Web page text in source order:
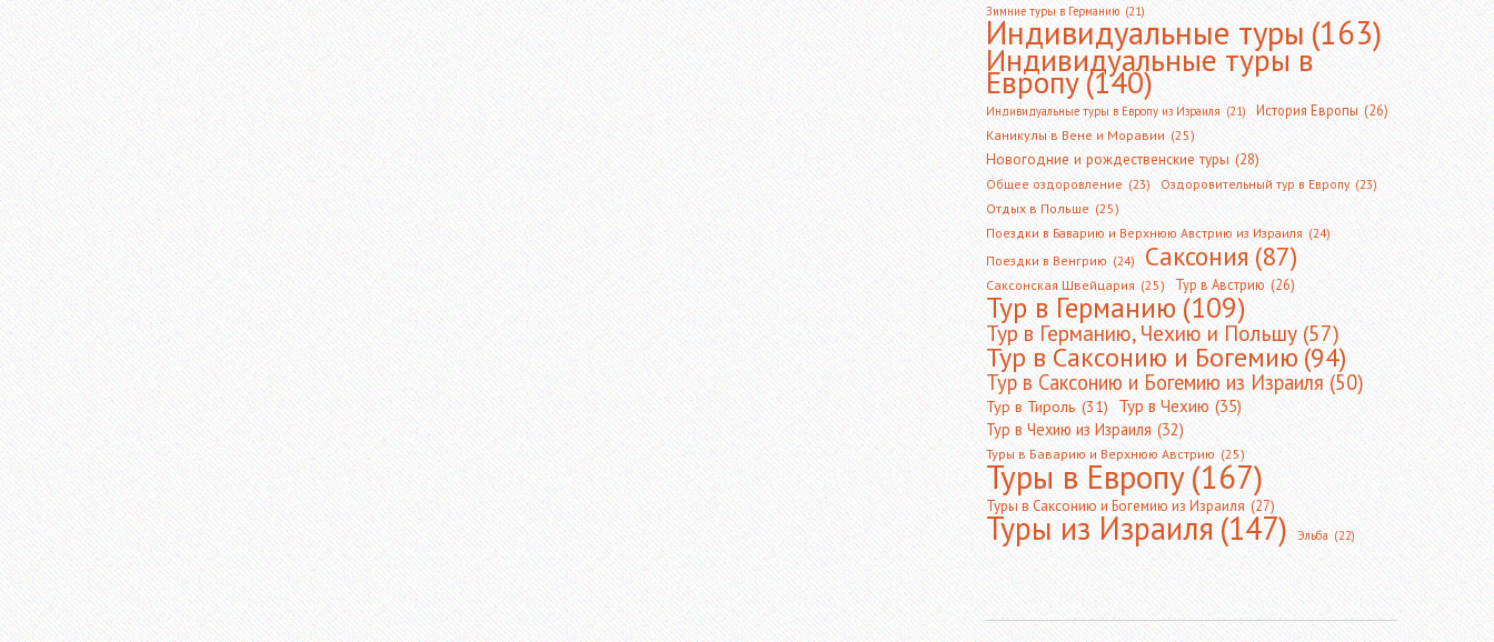
Зимние туры в Германию (21)
Индивидуальные туры(163)
Индивидуальные туры в
Европу(140)
Индивидуальные туры в Европу из Израиля (21) История Европы (26)
Каникулы в Вене и Моравии (25)
Новогодние и рождественские туры (28)
Общее оздоровление (23) Оздоровительный тур в Европу (23)
Отдых в Польше (25)
Поездки в Баварию и Верхнюю Австрию из Израиля (24)
Поездки в Венгрию (24) Саксония (87)
Саксонская Швейцария (25) Тур в Австрию (26)
Тур в Германию(109)
Тур в Германию, Чехию и Польшу (57)
Тур в Саксонию и Богемию(94)
Тур в Саксонию и Богемию из Израиля (50)
Тур в Тироль (31) Тур в Чехию (35)
Тур в Чехию из Израиля (32)
Туры в Баварию и Верхнюю Австрию (25)
Туры в Европу(167)
Туры в Саксонию и Богемию из Израиля (27)
Туры из Израиля(147) Эльба (22)